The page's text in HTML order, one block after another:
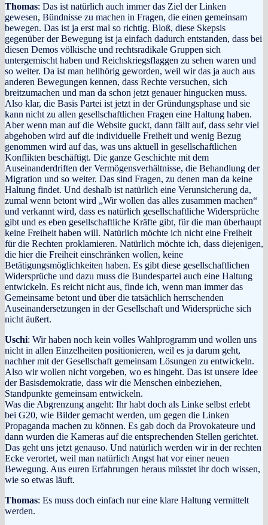
Thomas: Das ist natürlich auch immer das Ziel der Linken
gewesen, Bündnisse zu machen in Fragen, die einen gemeinsam
bewegen. Das ist ja erst mal so richtig. Bloß, diese Skepsis
gegenüber der Bewegung ist ja einfach dadurch entstanden, dass bei
diesen Demos völkische und rechtsradikale Gruppen sich
untergemischt haben und Reichskriegsflaggen zu sehen waren und
so weiter. Da ist man hellhörig geworden, weil wir das ja auch aus
anderen Bewegungen kennen, dass Rechte versuchen, sich
breitzumachen und man da schon jetzt genauer hingucken muss.
Also klar, die Basis Partei ist jetzt in der Gründungsphase und sie
kann nicht zu allen gesellschaftlichen Fragen eine Haltung haben.
Aber wenn man auf die Website guckt, dann fällt auf, dass sehr viel
abgehoben wird auf die individuelle Freiheit und wenig Bezug
genommen wird auf das, was uns aktuell in gesellschaftlichen
Konflikten beschäftigt. Die ganze Geschichte mit dem
Auseinanderdriften der Vermögensverhältnisse, die Behandlung der
Migration und so weiter. Das sind Fragen, zu denen man da keine
Haltung findet. Und deshalb ist natürlich eine Verunsicherung da,
zumal wenn betont wird „Wir wollen das alles zusammen machen“
und verkannt wird, dass es natürlich gesellschaftliche Widersprüche
gibt und es eben gesellschaftliche Kräfte gibt, für die man überhaupt
keine Freiheit haben will. Natürlich möchte ich nicht eine Freiheit
für die Rechten proklamieren. Natürlich möchte ich, dass diejenigen,
die hier die Freiheit einschränken wollen, keine
Betätigungsmöglichkeiten haben. Es gibt diese gesellschaftlichen
Widersprüche und dazu muss die Bundespartei auch eine Haltung
entwickeln. Es reicht nicht aus, finde ich, wenn man immer das
Gemeinsame betont und über die tatsächlich herrschenden
Auseinandersetzungen in der Gesellschaft und Widersprüche sich
nicht äußert.
Uschi: Wir haben noch kein volles Wahlprogramm und wollen uns
nicht in allen Einzelheiten positionieren, weil es ja darum geht,
nachher mit der Gesellschaft gemeinsam Lösungen zu entwickeln.
Also wir wollen nicht vorgeben, wo es hingeht. Das ist unsere Idee
der Basisdemokratie, dass wir die Menschen einbeziehen,
Standpunkte gemeinsam entwickeln.
Was die Abgrenzung angeht: Ihr habt doch als Linke selbst erlebt
bei G20, wie Bilder gemacht werden, um gegen die Linken
Propaganda machen zu können. Es gab doch da Provokateure und
dann wurden die Kameras auf die entsprechenden Stellen gerichtet.
Das geht uns jetzt genauso. Und natürlich werden wir in der rechten
Ecke verortet, weil man natürlich Angst hat vor einer neuen
Bewegung. Aus euren Erfahrungen heraus müsstet ihr doch wissen,
wie so etwas läuft.
Thomas: Es muss doch einfach nur eine klare Haltung vermittelt
werden.